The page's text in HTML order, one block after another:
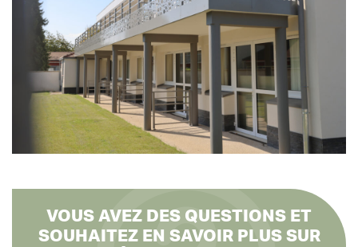
VOUS AVEZ DES QUESTIONS ET
SOUHAITEZ EN SAVOIR PLUS SUR